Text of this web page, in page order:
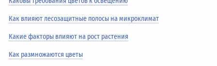
Как влияют лесозащитные полосы на микроклимат
Какие факторы влияют на рост растения
Как размножаются цветы